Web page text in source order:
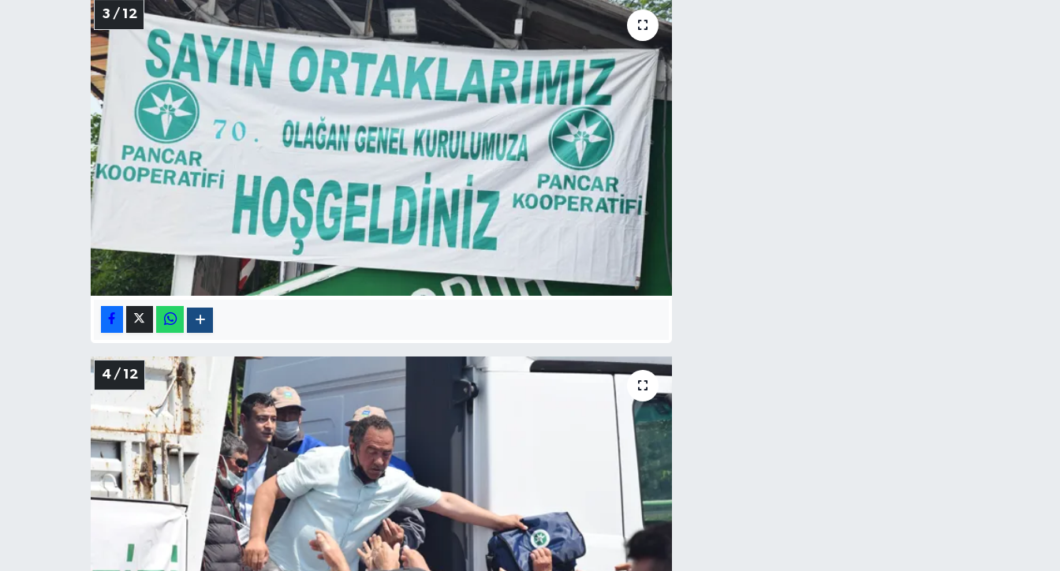
3 / 12
4 / 12